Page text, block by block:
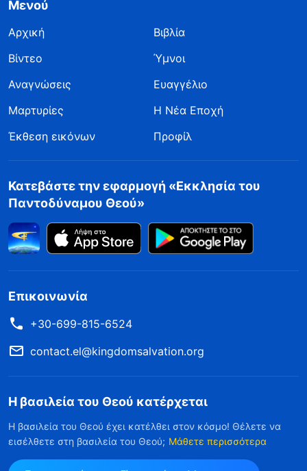
Μενού
Αρχική
Βιβλία
Βίντεο
Ύμνοι
Αναγνώσεις
Ευαγγέλιο
Μαρτυρίες
Η Νέα Εποχή
Έκθεση εικόνων
Προφίλ
Κατεβάστε την εφαρμογή «Εκκλησία του
Παντοδύναμου Θεού»
Επικοινωνία
+30-699-815-6524
contact.el@kingdomsalvation.org
Η βασιλεία του Θεού κατέρχεται
Η βασιλεία του Θεού έχει κατέλθει στον κόσμο! Θέλετε να
εισέλθετε στη βασιλεία του Θεού; Μάθετε περισσότερα